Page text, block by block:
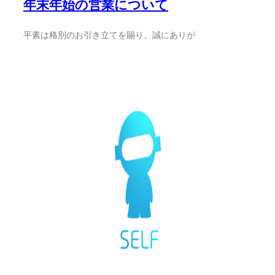
年末年始の営業について
平素は格別のお引き立てを賜り、誠にありが